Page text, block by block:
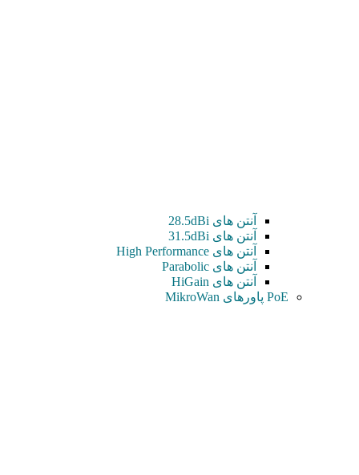
آنتن های 28.5dBi
آنتن های 31.5dBi
آنتن های High Performance
آنتن های Parabolic
آنتن های HiGain
PoE پاورهای MikroWan